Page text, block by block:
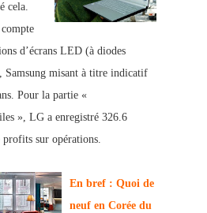
cela.
d’écrans LED (à diodes
Samsung misant à titre indicatif
Pour la partie «
», LG a enregistré 326.6
sur opérations.
En bref : Quoi de
neuf en Corée du